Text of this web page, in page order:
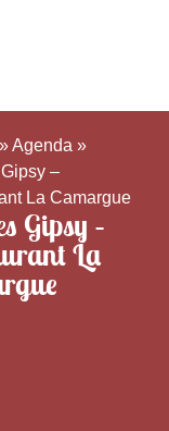
»Agenda »
–
La Camargue
Gipsy –
La